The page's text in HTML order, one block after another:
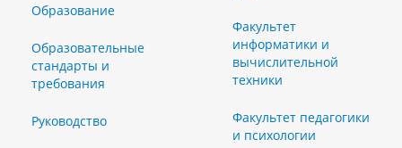
Образование
Образовательные
стандарты и
требования
Руководство
Факультет
информатики и
вычислительной
техники
Факультет педагогики
и психологии